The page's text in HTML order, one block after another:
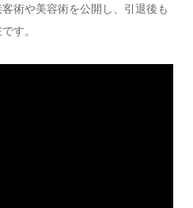
術や美容術を公開し、引退後も
す。